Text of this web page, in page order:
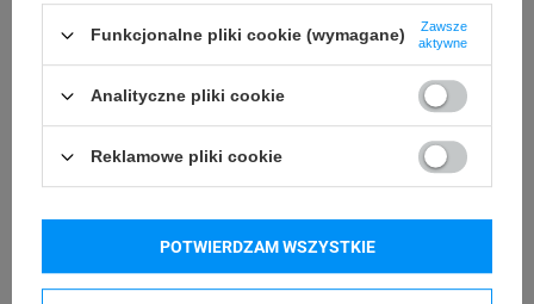
Funkcjonalne pliki cookie (wymagane)
Zawsze
aktywne
Analityczne pliki cookie
Reklamowe pliki cookie
POTWIERDZAM WSZYSTKIE